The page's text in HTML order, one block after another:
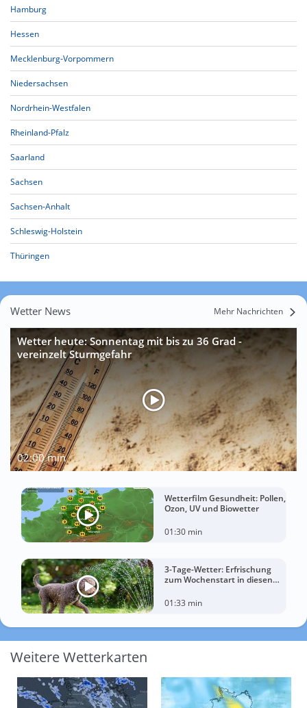
Hamburg
Hessen
Mecklenburg-Vorpommern
Niedersachsen
Nordrhein-Westfalen
Rheinland-Pfalz
Saarland
Sachsen
Sachsen-Anhalt
Schleswig-Holstein
Thüringen
Wetter News Mehr Nachrichten
Wetter heute: Sonnentag mit bis zu 36 Grad -
vereinzelt Sturmgefahr
02:00 min
Wetterfilm Gesundheit: Pollen,
Ozon, UV und Biowetter
01:30 min
3-Tage-Wetter: Erfrischung
zum Wochenstart in diesen
01:33 min
Weitere Wetterkarten